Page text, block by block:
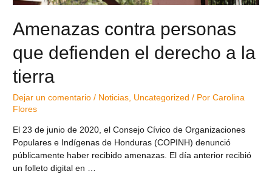
Amenazas contra personas
que defienden el derecho a la
tierra
Dejar un comentario / Noticias, Uncategorized / PorCarolina
Flores
El 23 de junio de 2020, el Consejo Cívico de Organizaciones
Populares e Indígenas de Honduras (COPINH) denunció
públicamente haber recibido amenazas. El día anterior recibió
un folleto digital en …